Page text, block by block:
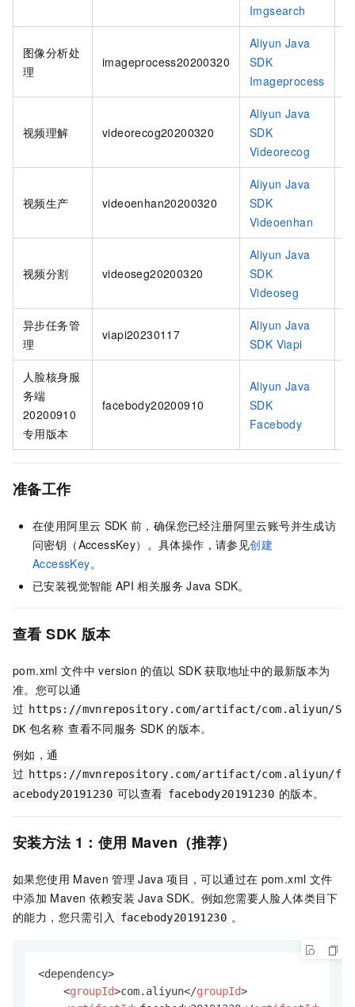
Imgsearch
图像分析处
理
imageprocess20200320
Aliyun Java
SDK
Imageprocess
视频理解 videorecog20200320
Aliyun Java
SDK
Videorecog
视频生产 videoenhan20200320
Aliyun Java
SDK
Videoenhan
视频分割 videoseg20200320
Aliyun Java
SDK
Videoseg
异步任务管
理
viapi20230117
Aliyun Java
SDK Viapi
人脸核身服
务端
20200910
专用版本
facebody20200910
Aliyun Java
SDK
Facebody
准备工作
在使用阿里云 SDK 前，确保您已经注册阿里云账号并生成访
问密钥（AccessKey）。具体操作，请参见创建
AccessKey。
已安装视觉智能 API 相关服务 Java SDK。
查看 SDK 版本
pom.xml 文件中 version 的值以 SDK 获取地址中的最新版本为
准。您可以通
过 https://mvnrepository.com/artifact/com.aliyun/S
DK 包名称 查看不同服务 SDK 的版本。
例如，通
过 https://mvnrepository.com/artifact/com.aliyun/f
acebody20191230 可以查看 facebody20191230 的版本。
安装方法 1：使用 Maven（推荐）
如果您使用 Maven 管理 Java 项目，可以通过在 pom.xml 文件
中添加 Maven 依赖安装 Java SDK。例如您需要人脸人体类目下
的能力，您只需引入
facebody20191230 。
<dependency>
<groupId>com.aliyun</groupId>